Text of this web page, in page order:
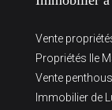
Vente
Propriétés Ile
Vente
Immobilier de